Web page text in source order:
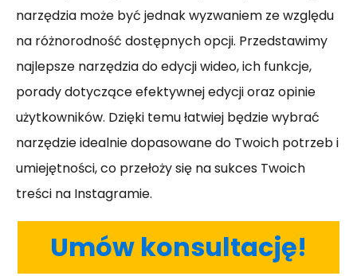
narzędzia może być jednak wyzwaniem ze względu
na różnorodność dostępnych opcji. Przedstawimy
najlepsze narzędzia do edycji wideo, ich funkcje,
porady dotyczące efektywnej edycji oraz opinie
użytkowników. Dzięki temu łatwiej będzie wybrać
narzędzie idealnie dopasowane do Twoich potrzeb i
umiejętności, co przełoży się na sukces Twoich
treści na Instagramie.
Umów konsultację!